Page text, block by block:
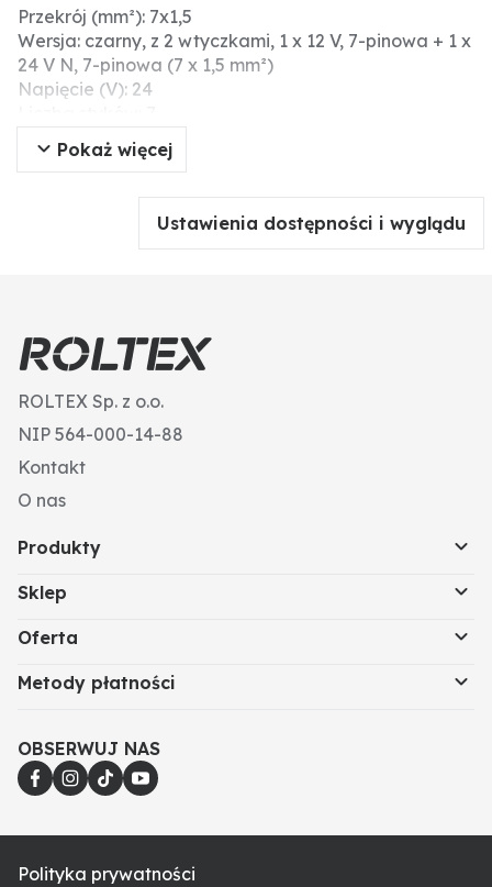
Przekrój (mm²): 7x1,5
Wersja: czarny, z 2 wtyczkami, 1 x 12 V, 7-pinowa + 1 x
24 V N, 7-pinowa (7 x 1,5 mm²)
Napięcie (V): 24
DIN/ISO: 1724
Długość robocza (m): 3,5
Pokaż więcej
Ustawienia dostępności i wyglądu
ROLTEX Sp. z o.o.
NIP 564-000-14-88
Kontakt
O nas
Produkty
Sklep
Oferta
Metody płatności
OBSERWUJ NAS
Polityka prywatności